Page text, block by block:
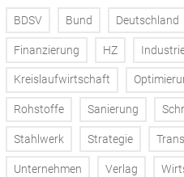
BDSV Bund Deutschland
Finanzierung HZ
Kreislaufwirtschaft
Rohstoffe Sanierung
Stahlwerk Strategie
Unternehmen Verlag